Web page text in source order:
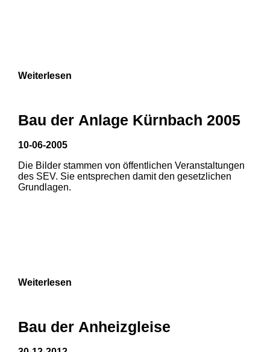
1 2 3
Weiterlesen
Bau der Anlage Kürnbach 2005
10-06-2005
Die Bilder stammen von öffentlichen Veranstaltungen
des SEV. Sie entsprechen damit den gesetzlichen
Grundlagen.
Weiterlesen
Bau der Anheizgleise